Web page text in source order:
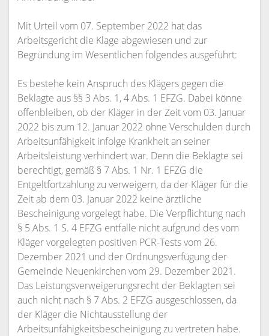
Mit Urteil vom 07. September 2022 hat das
Arbeitsgericht die Klage abgewiesen und zur
Begründung im Wesentlichen folgendes ausgeführt:
Es bestehe kein Anspruch des Klägers gegen die
Beklagte aus §§ 3 Abs. 1, 4 Abs. 1 EFZG. Dabei könne
offenbleiben, ob der Kläger in der Zeit vom 03. Januar
2022 bis zum 12. Januar 2022 ohne Verschulden durch
Arbeitsunfähigkeit infolge Krankheit an seiner
Arbeitsleistung verhindert war. Denn die Beklagte sei
berechtigt, gemäß § 7 Abs. 1 Nr. 1 EFZG die
Entgeltfortzahlung zu verweigern, da der Kläger für die
Zeit ab dem 03. Januar 2022 keine ärztliche
Bescheinigung vorgelegt habe. Die Verpflichtung nach
§ 5 Abs. 1 S. 4 EFZG entfalle nicht aufgrund des vom
Kläger vorgelegten positiven PCR-Tests vom 26.
Dezember 2021 und der Ordnungsverfügung der
Gemeinde Neuenkirchen vom 29. Dezember 2021.
Das Leistungsverweigerungsrecht der Beklagten sei
auch nicht nach § 7 Abs. 2 EFZG ausgeschlossen, da
der Kläger die Nichtausstellung der
Arbeitsunfähigkeitsbescheinigung zu vertreten habe.